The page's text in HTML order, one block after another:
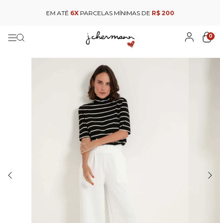
EM ATÉ 6XPARCELAS MÍNIMAS DE R$ 200
0